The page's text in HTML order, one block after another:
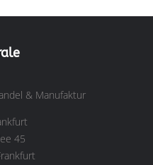
& Manufaktur
45